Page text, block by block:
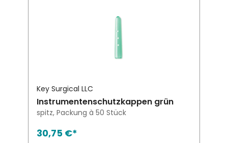
Key Surgical LLC
Instrumentenschutzkappen grün
spitz, Packung à 50 Stück
30,75 €*